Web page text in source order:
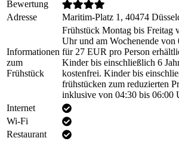
Bewertung
Adresse
Maritim-Platz 1, 40474
Informationen
zum
Frühstück
Frühstück Montag bis Freitag
Uhr und am Wochenende
für 27 EUR pro Person
Kinder bis einschließlich 6
kostenfrei. Kinder bis
frühstücken zum reduzierten
inklusive von 04:30 bis 06:00
Internet
Wi-Fi
Restaurant